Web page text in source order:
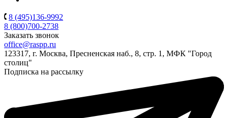
8 (495)136-9992
8 (800)700-2738
Заказать звонок
office@raspp.ru
123317, г. Москва, Пресненская наб., 8, стр. 1, МФК "Город
столиц"
Подписка на рассылку